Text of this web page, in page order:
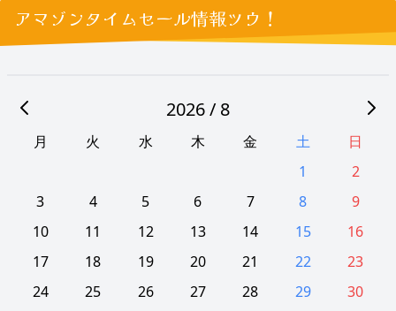
アマゾンタイムセール情報ツウ！
2026 / 8
月 火 水 木 金 土
日
1
2
3
4 5 6 7 8
9
10
11 12 13 14 15
16
17
18 19 20 21 22
23
24
25 26 27 28 29
30